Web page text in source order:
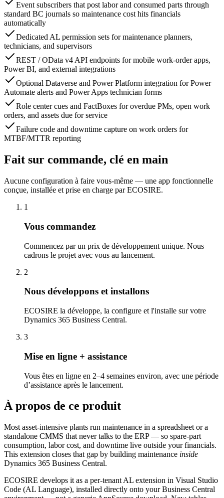
Event subscribers that post labor and consumed parts through
standard BC journals so maintenance cost hits financials
automatically
Dedicated AL permission sets for maintenance planners,
technicians, and supervisors
REST / OData v4 API endpoints for mobile work-order apps,
Power BI, and external integrations
Optional Dataverse and Power Platform integration for Power
Automate alerts and Power Apps technician forms
Role center cues and FactBoxes for overdue PMs, open work
orders, and assets due for service
Failure code and downtime capture on work orders for
MTBF/MTTR reporting
Fait sur commande, clé en main
Aucune configuration à faire vous-même — une app fonctionnelle
conçue, installée et prise en charge par ECOSIRE.
1
Vous commandez
Commencez par un prix de développement unique. Nous
cadrons le projet avec vous au lancement.
2
Nous développons et installons
ECOSIRE la développe, la configure et l'installe sur votre
Dynamics 365 Business Central.
3
Mise en ligne + assistance
Vous êtes en ligne en 2–4 semaines environ, avec une période
d’assistance après le lancement.
À propos de ce produit
Most asset-intensive plants run maintenance in a spreadsheet or a
standalone CMMS that never talks to the ERP — so spare-part
consumption, labor cost, and downtime live outside your financials.
This extension closes that gap by building maintenance inside
Dynamics 365 Business Central.
ECOSIRE develops it as a per-tenant AL extension in Visual Studio
Code (AL Language), installed directly onto your Business Central